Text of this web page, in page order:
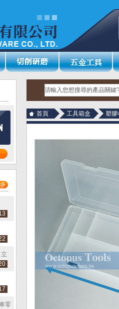
零
首頁 工具箱盒 塑膠